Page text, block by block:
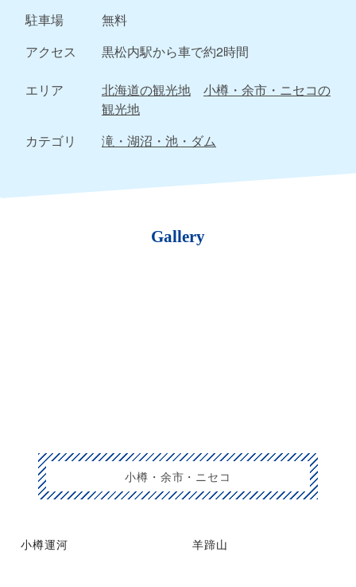
駐車場
無料
アクセス
黒松内駅から車で約2時間
エリア 北海道の観光地
小樽・余市・ニセコの
観光地
カテゴリ
滝・湖沼・池・ダム
Gallery
小樽・余市・ニセコ
小樽運河 羊蹄山